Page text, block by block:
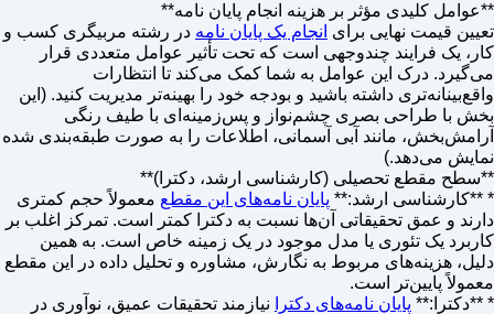
**عوامل کلیدی مؤثر بر هزینه انجام پایان نامه**
تعیین قیمت نهایی برای انجام یک پایان نامه در رشته مربیگری کسب و
کار، یک فرایند چندوجهی است که تحت تأثیر عوامل متعددی قرار
می‌گیرد. درک این عوامل به شما کمک می‌کند تا انتظارات
واقع‌بینانه‌تری داشته باشید و بودجه خود را بهینه‌تر مدیریت کنید. (این
بخش با طراحی بصری چشم‌نواز و پس‌زمینه‌ای با طیف رنگی
آرامش‌بخش، مانند آبی آسمانی، اطلاعات را به صورت طبقه‌بندی شده
نمایش می‌دهد.)
**سطح مقطع تحصیلی (کارشناسی ارشد، دکترا)**
* **کارشناسی ارشد:** پایان نامه‌های این مقطع معمولاً حجم کمتری
دارند و عمق تحقیقاتی آن‌ها نسبت به دکترا کمتر است. تمرکز اغلب بر
کاربرد یک تئوری یا مدل موجود در یک زمینه خاص است. به همین
دلیل، هزینه‌های مربوط به نگارش، مشاوره و تحلیل داده در این مقطع
معمولاً پایین‌تر است.
* **دکترا:** پایان نامه‌های دکترا
نیازمند تحقیقات عمیق، نوآوری در